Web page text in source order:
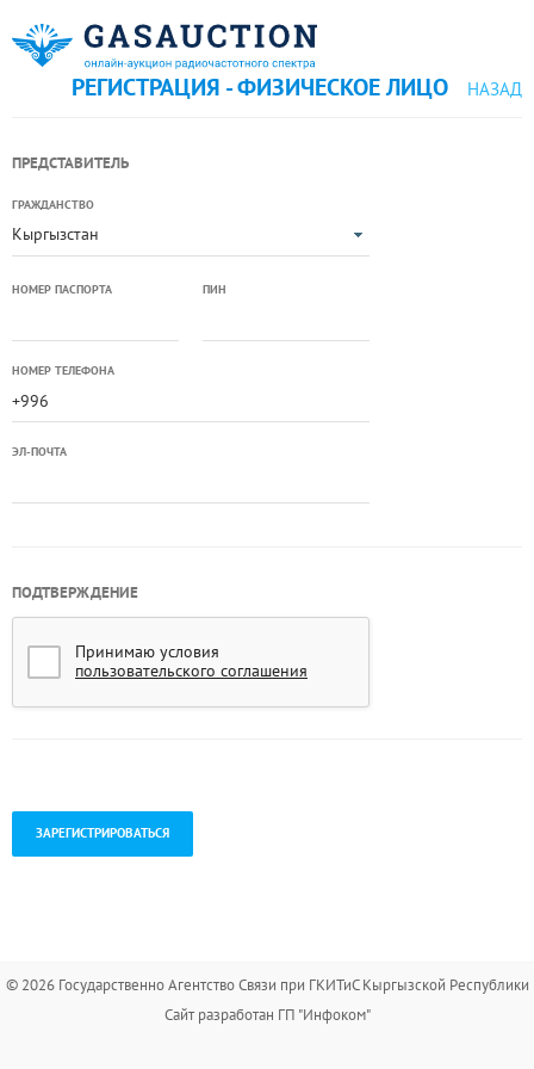
РЕГИСТРАЦИЯ - ФИЗИЧЕСКОЕ ЛИЦО НАЗАД
ПРЕДСТАВИТЕЛЬ
ГРАЖДАНСТВО
Кыргызстан
НОМЕР ПАСПОРТА ПИН
НОМЕР ТЕЛЕФОНА
ЭЛ-ПОЧТА
ПОДТВЕРЖДЕНИЕ
Принимаю условия
пользовательского соглашения
© 2026 Государственно Агентство Связи при ГКИТиС Кыргызской Республики
Сайт разработан ГП "Инфоком"